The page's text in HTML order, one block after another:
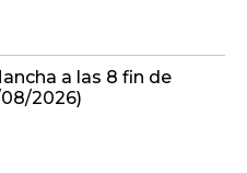
a las 8 fin de
2026)